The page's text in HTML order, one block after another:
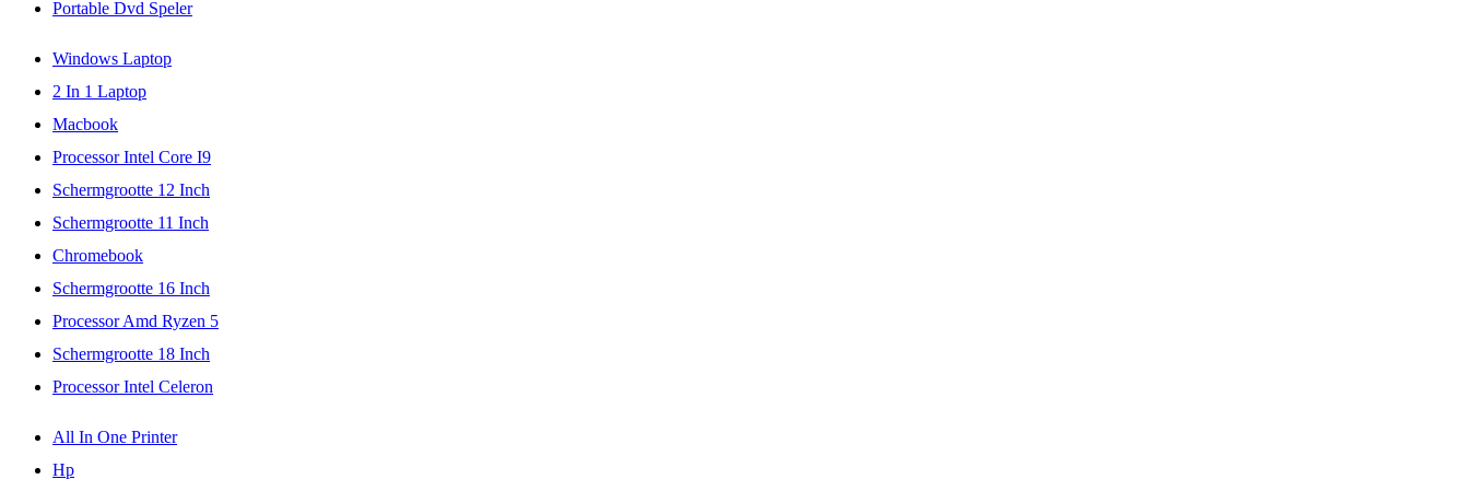
Portable Dvd Speler
Windows Laptop
2 In 1 Laptop
Macbook
Processor Intel Core I9
Schermgrootte 12 Inch
Schermgrootte 11 Inch
Chromebook
Schermgrootte 16 Inch
Processor Amd Ryzen 5
Schermgrootte 18 Inch
Processor Intel Celeron
All In One Printer
Hp